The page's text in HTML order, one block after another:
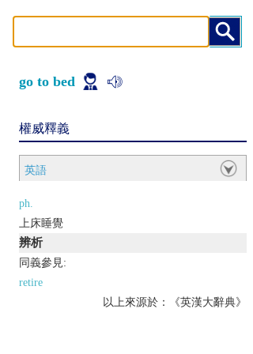
go to bed
權威釋義
英語
ph.
上床睡覺
辨析
同義參見:
retire
以上來源於：《英漢大辭典》